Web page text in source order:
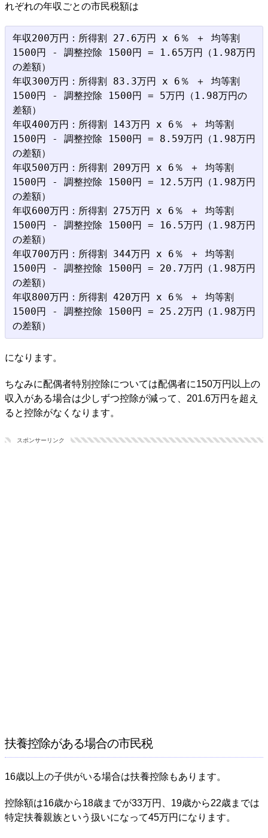
れぞれの年収ごとの市民税額は
年収200万円：所得割 27.6万円 x 6％ ＋ 均等割
1500円 - 調整控除 1500円 = 1.65万円（1.98万円
の差額）
年収300万円：所得割 83.3万円 x 6％ ＋ 均等割
1500円 - 調整控除 1500円 = 5万円（1.98万円の
差額）
年収400万円：所得割 143万円 x 6％ ＋ 均等割
1500円 - 調整控除 1500円 = 8.59万円（1.98万円
の差額）
年収500万円：所得割 209万円 x 6％ ＋ 均等割
1500円 - 調整控除 1500円 = 12.5万円（1.98万円
の差額）
年収600万円：所得割 275万円 x 6％ ＋ 均等割
1500円 - 調整控除 1500円 = 16.5万円（1.98万円
の差額）
年収700万円：所得割 344万円 x 6％ ＋ 均等割
1500円 - 調整控除 1500円 = 20.7万円（1.98万円
の差額）
年収800万円：所得割 420万円 x 6％ ＋ 均等割
1500円 - 調整控除 1500円 = 25.2万円（1.98万円
になります。
ちなみに配偶者特別控除については配偶者に150万円以上の
収入がある場合は少しずつ控除が減って、201.6万円を超え
ると控除がなくなります。
スポンサーリンク
扶養控除がある場合の市民税
16歳以上の子供がいる場合は扶養控除もあります。
控除額は16歳から18歳までが33万円、19歳から22歳までは
特定扶養親族という扱いになって45万円になります。